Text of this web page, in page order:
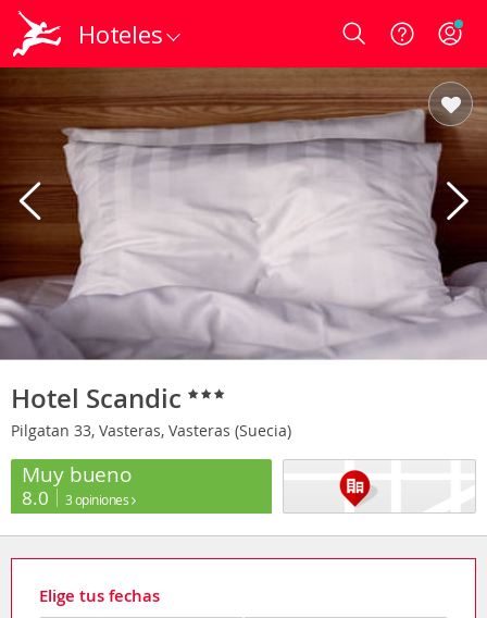
Hoteles Login
Hotel Scandic
Pilgatan 33, Vasteras, Vasteras (Suecia)
Muy bueno
8.0 3 opiniones
Elige tus fechas